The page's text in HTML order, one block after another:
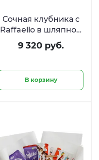
Сочная клубника с
Raffaello в шляпной
коробке
9 320 руб.
В корзину